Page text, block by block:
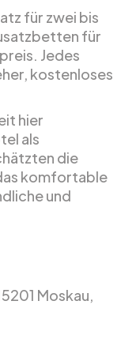
für zwei bis
für
Jedes
kostenloses
hier
als
die
komfortable
und
Moskau,